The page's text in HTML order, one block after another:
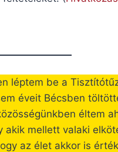
léptem be a
éveit Bécsben
éltem
mellett valaki
az élet akkor is